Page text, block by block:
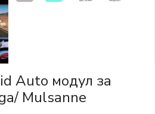
Auto модул за
Mulsanne